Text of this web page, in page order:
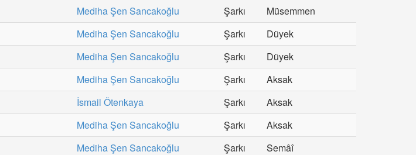
Mediha Şen Sancakoğlu Şarkı
Müsemmen
Mediha Şen Sancakoğlu Şarkı
Düyek
Mediha Şen Sancakoğlu Şarkı
Düyek
Mediha Şen Sancakoğlu Şarkı
Aksak
İsmail Ötenkaya Şarkı
Aksak
Mediha Şen Sancakoğlu Şarkı
Aksak
Mediha Şen Sancakoğlu Şarkı
Semâî